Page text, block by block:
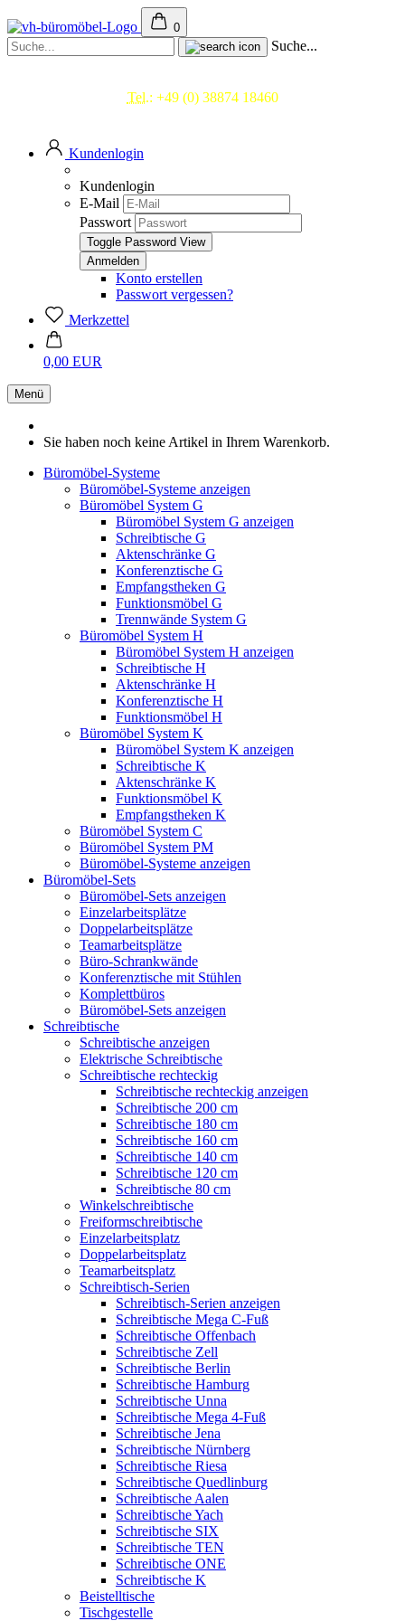
0
Suche...
Tel.: +49 (0) 38874 18460
Kundenlogin
Kundenlogin
E-Mail
Passwort
Toggle Password View
Konto erstellen
Passwort vergessen?
Merkzettel
0,00 EUR
Menü
Sie haben noch keine Artikel in Ihrem Warenkorb.
Büromöbel-Systeme
Büromöbel-Systeme anzeigen
Büromöbel System G
Büromöbel System G anzeigen
Schreibtische G
Aktenschränke G
Konferenztische G
Empfangstheken G
Funktionsmöbel G
Trennwände System G
Büromöbel System H
Büromöbel System H anzeigen
Schreibtische H
Aktenschränke H
Konferenztische H
Funktionsmöbel H
Büromöbel System K
Büromöbel System K anzeigen
Schreibtische K
Aktenschränke K
Funktionsmöbel K
Empfangstheken K
Büromöbel System C
Büromöbel System PM
Büromöbel-Systeme anzeigen
Büromöbel-Sets
Büromöbel-Sets anzeigen
Einzelarbeitsplätze
Doppelarbeitsplätze
Teamarbeitsplätze
Büro-Schrankwände
Konferenztische mit Stühlen
Komplettbüros
Büromöbel-Sets anzeigen
Schreibtische
Schreibtische anzeigen
Elektrische Schreibtische
Schreibtische rechteckig
Schreibtische rechteckig anzeigen
Schreibtische 200 cm
Schreibtische 180 cm
Schreibtische 160 cm
Schreibtische 140 cm
Schreibtische 120 cm
Schreibtische 80 cm
Winkelschreibtische
Freiformschreibtische
Einzelarbeitsplatz
Doppelarbeitsplatz
Teamarbeitsplatz
Schreibtisch-Serien
Schreibtisch-Serien anzeigen
Schreibtische Mega C-Fuß
Schreibtische Offenbach
Schreibtische Zell
Schreibtische Berlin
Schreibtische Hamburg
Schreibtische Unna
Schreibtische Mega 4-Fuß
Schreibtische Jena
Schreibtische Nürnberg
Schreibtische Riesa
Schreibtische Quedlinburg
Schreibtische Aalen
Schreibtische Yach
Schreibtische SIX
Schreibtische TEN
Schreibtische ONE
Schreibtische K
Beistelltische
Tischgestelle